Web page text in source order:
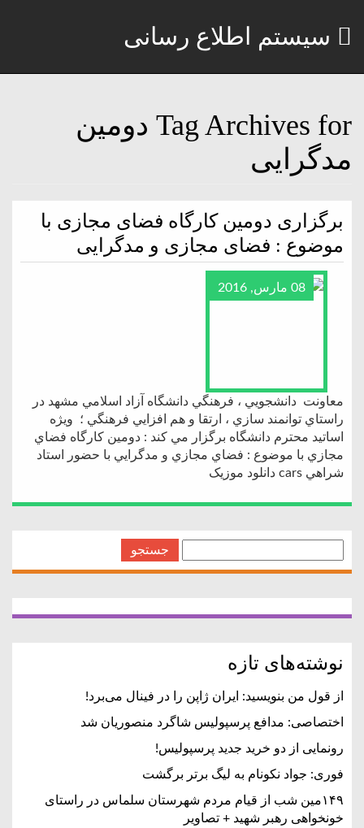
سیستم اطلاع رسانی
Tag Archives for دومين
مدگرايى
برگزارى دومين كارگاه فضاى مجازى با
موضوع : فضاى مجازى و مدگرايى
08 مارس, 2016
معاونت دانشجويي ، فرهنگي دانشگاه آزاد اسلامي مشهد در
راستاي توانمند سازي ، ارتقا و هم افزايي فرهنگي ؛ ويژه
اساتيد محترم دانشگاه برگزار مي كند : دومين كارگاه فضاي
مجازي با موضوع : فضاي مجازي و مدگرايي با حضور استاد
شراهي cars دانلود موزیک
نوشته‌های تازه
از قول من بنویسید: ایران ژاپن را در فینال می‌برد!
اختصاصی: مدافع پرسپولیس شاگرد منصوریان شد
رونمایی از دو خرید جدید پرسپولیس!
فوری: جواد نکونام به لیگ برتر برگشت
۱۴۹مین شب از قیام مردم شهرستان سلماس در راستای
خونخواهی رهبر شهید + تصاویر